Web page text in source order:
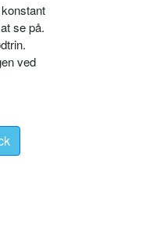
se på.
ved